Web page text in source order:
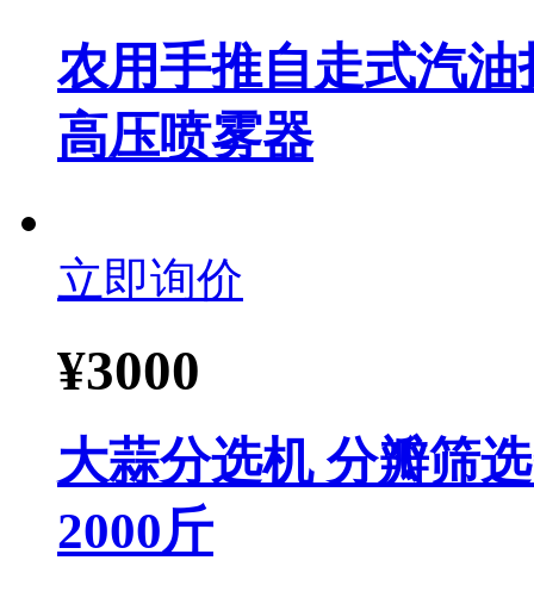
农用手推自走式汽
高压喷雾器
立即询价
¥3000
大蒜分选机 分瓣筛
2000斤